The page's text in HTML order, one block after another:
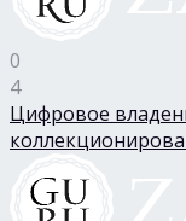
0
4
Цифровое